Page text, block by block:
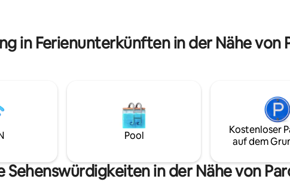
in wenigen
San Antonio ist nur drei
entdecke die Wärme von Cali!
in Ferienunterkünften in der Nähe von
Pool
Kostenloser
auf dem
in der Nähe von